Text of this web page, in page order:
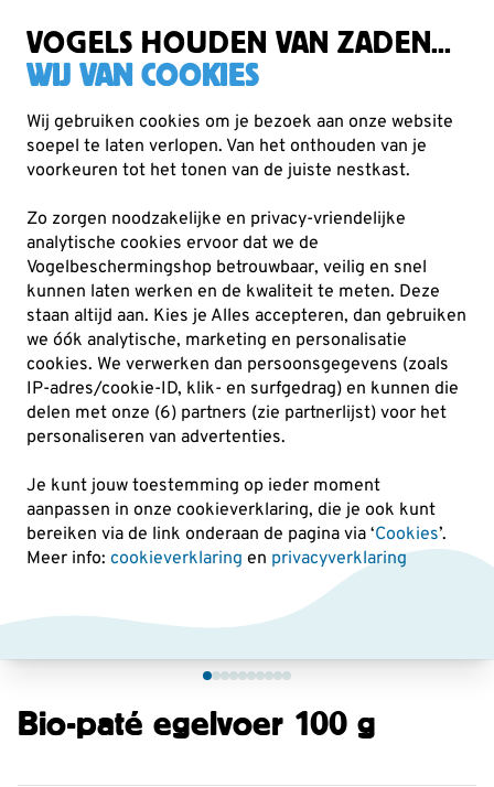
VOGELS HOUDEN VAN ZADEN...
WIJ VAN COOKIES
Wij gebruiken cookies om je bezoek aan onze website
soepel te laten verlopen. Van het onthouden van je
voorkeuren tot het tonen van de juiste nestkast.
Zo zorgen noodzakelijke en privacy-vriendelijke
analytische cookies ervoor dat we de
Vogelbeschermingshop betrouwbaar, veilig en snel
kunnen laten werken en de kwaliteit te meten. Deze
staan altijd aan. Kies je Alles accepteren, dan gebruiken
we óók analytische, marketing en personalisatie
cookies. We verwerken dan persoonsgegevens (zoals
IP-adres/cookie-ID, klik- en surfgedrag) en kunnen die
delen met onze (6) partners (zie partnerlijst) voor het
personaliseren van advertenties.
Je kunt jouw toestemming op ieder moment
aanpassen in onze cookieverklaring, die je ook kunt
bereiken via de link onderaan de pagina via ‘Cookies’.
Meer info: cookieverklaring en privacyverklaring
Producten voor tuindieren Egels
Bio-paté egelvoer 100 g